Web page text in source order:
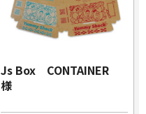
Js Box CONTAINER
様